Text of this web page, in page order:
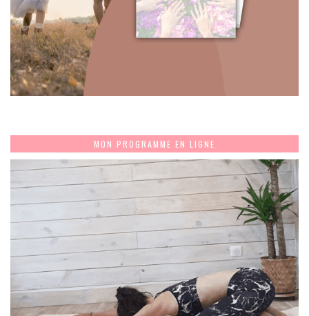
MON PROGRAMME EN LIGNE